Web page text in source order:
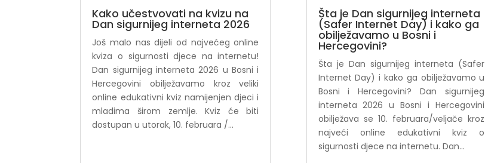
Kako učestvovati na kvizu na
Dan sigurnijeg interneta 2026
Još malo nas dijeli od najvećeg online
kviza o sigurnosti djece na internetu!
Dan sigurnijeg interneta 2026 u Bosni i
Hercegovini obilježavamo kroz veliki
online edukativni kviz namijenjen djeci i
mladima širom zemlje. Kviz će biti
dostupan u utorak, 10. februara /...
Šta je Dan sigurnijeg interneta
(Safer Internet Day) i kako ga
obilježavamo u Bosni i
Hercegovini?
Šta je Dan sigurnijeg interneta (Safer
Internet Day) i kako ga obilježavamo u
Bosni i Hercegovini? Dan sigurnijeg
interneta 2026 u Bosni i Hercegovini
obilježava se 10. februara/veljače kroz
najveći online edukativni kviz o
sigurnosti djece na internetu. Dan...